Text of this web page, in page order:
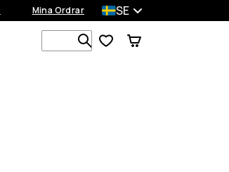
Mina Ordrar SE
Sök bland 1 000+ produkter